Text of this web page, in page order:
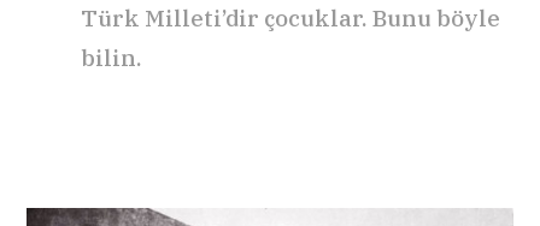
Türk Milleti’dir çocuklar. Bunu böyle
bilin.